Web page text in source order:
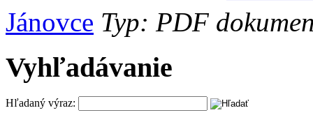
Jánovce Typ: PDF
Vyhľadávanie
Hľadaný výraz: